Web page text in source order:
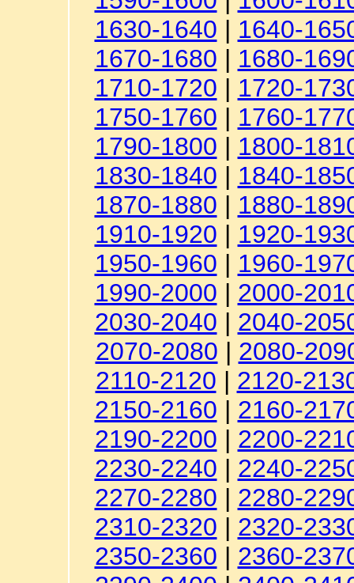
1630-1640 | 1640-
1670-1680 | 1680-
1710-1720 | 1720-
1750-1760 | 1760-
1790-1800 | 1800-
1830-1840 | 1840-
1870-1880 | 1880-
1910-1920 | 1920-
1950-1960 | 1960-
1990-2000 | 2000-
2030-2040 | 2040-
2070-2080 | 2080-
2110-2120 | 2120-
2150-2160 | 2160-
2190-2200 | 2200-
2230-2240 | 2240-
2270-2280 | 2280-
2310-2320 | 2320-
2350-2360 | 2360-